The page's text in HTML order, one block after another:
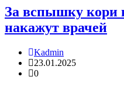
За вспышку кори
накажут врачей
Kadmin
23.01.2025
0